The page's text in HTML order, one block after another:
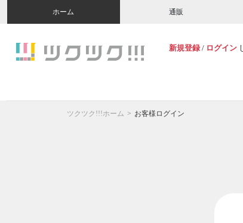
ホーム 通販
新規登録 / ログイン
ツクツク!!!ホーム お客様ログイン